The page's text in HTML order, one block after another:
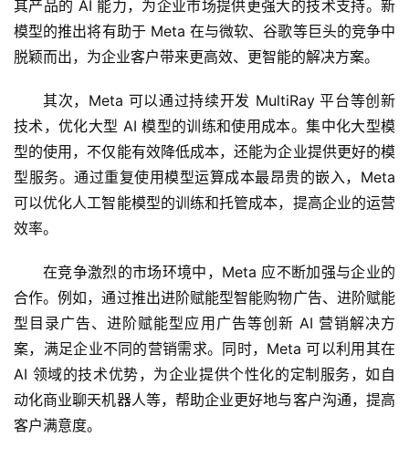
其产品的 AI 能力，为企业市场提供更强大的技术支持。新
模型的推出将有助于 Meta 在与微软、谷歌等巨头的竞争中
脱颖而出，为企业客户带来更高效、更智能的解决方案。
其次，Meta 可以通过持续开发 MultiRay 平台等创新
技术，优化大型 AI 模型的训练和使用成本。集中化大型模
型的使用，不仅能有效降低成本，还能为企业提供更好的模
型服务。通过重复使用模型运算成本最昂贵的嵌入，Meta
可以优化人工智能模型的训练和托管成本，提高企业的运营
效率。
在竞争激烈的市场环境中，Meta 应不断加强与企业的
合作。例如，通过推出进阶赋能型智能购物广告、进阶赋能
型目录广告、进阶赋能型应用广告等创新 AI 营销解决方
案，满足企业不同的营销需求。同时，Meta 可以利用其在
AI 领域的技术优势，为企业提供个性化的定制服务，如自
动化商业聊天机器人等，帮助企业更好地与客户沟通，提高
客户满意度。